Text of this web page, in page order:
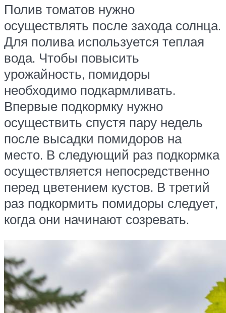
Полив томатов нужно
осуществлять после захода солнца.
Для полива используется теплая
вода. Чтобы повысить
урожайность, помидоры
необходимо подкармливать.
Впервые подкормку нужно
осуществить спустя пару недель
после высадки помидоров на
место. В следующий раз подкормка
осуществляется непосредственно
перед цветением кустов. В третий
раз подкормить помидоры следует,
когда они начинают созревать.